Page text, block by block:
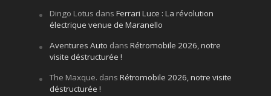
Dingo Lotus dans Ferrari Luce : La révolution
électrique venue de Maranello
Aventures Auto dans Rétromobile 2026, notre
visite déstructurée !
The Maxque. dans Rétromobile 2026, notre visite
déstructurée !